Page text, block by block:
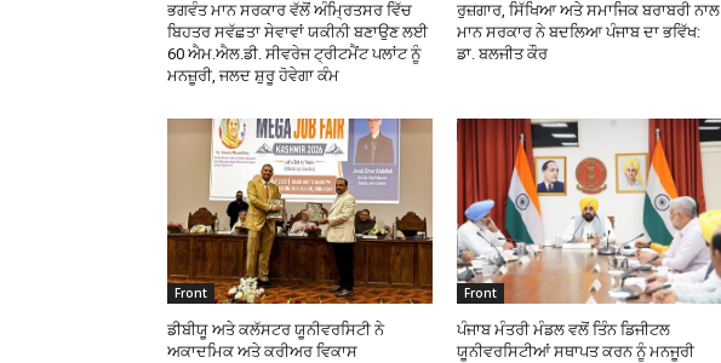
ਭਗਵੰਤ ਮਾਨ ਸਰਕਾਰ ਵੱਲੋਂ ਅੰਮ੍ਰਿਤਸਰ ਵਿੱਚ
ਬਿਹਤਰ ਸਵੱਛਤਾ ਸੇਵਾਵਾਂ ਯਕੀਨੀ ਬਣਾਉਣ ਲਈ
60 ਐਮ.ਐਲ.ਡੀ. ਸੀਵਰੇਜ ਟ੍ਰੀਟਮੈਂਟ ਪਲਾਂਟ ਨੂੰ
ਮਨਜ਼ੂਰੀ, ਜਲਦ ਸ਼ੁਰੂ ਹੋਵੇਗਾ ਕੰਮ
ਰੁਜ਼ਗਾਰ, ਸਿੱਖਿਆ ਅਤੇ ਸਮਾਜਿਕ ਬਰਾਬਰੀ ਨਾਲ
ਮਾਨ ਸਰਕਾਰ ਨੇ ਬਦਲਿਆ ਪੰਜਾਬ ਦਾ ਭਵਿੱਖ:
ਡਾ. ਬਲਜੀਤ ਕੌਰ
Front
ਡੀਬੀਯੂ ਅਤੇ ਕਲੱਸਟਰ ਯੂਨੀਵਰਸਿਟੀ ਨੇ
ਅਕਾਦਮਿਕ ਅਤੇ ਕਰੀਅਰ ਵਿਕਾਸ
Front
ਪੰਜਾਬ ਮੰਤਰੀ ਮੰਡਲ ਵਲੋਂ ਤਿੰਨ ਡਿਜੀਟਲ
ਯੂਨੀਵਰਸਿਟੀਆਂ ਸਥਾਪਤ ਕਰਨ ਨੂੰ ਮਨਜੂਰੀ